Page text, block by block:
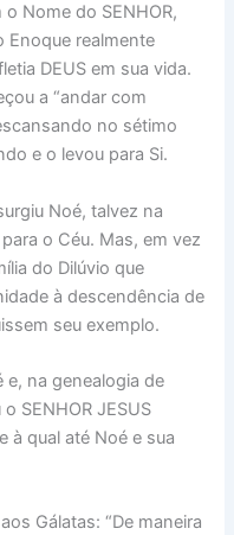
Nome do SENHOR,
Enoque realmente
DEUS em sua vida.
a “andar com
no sétimo
e o levou para Si.
Noé, talvez na
o Céu. Mas, em vez
do Dilúvio que
à descendência de
seu exemplo.
na genealogia de
SENHOR JESUS
à qual até Noé e sua
Gálatas: “De maneira